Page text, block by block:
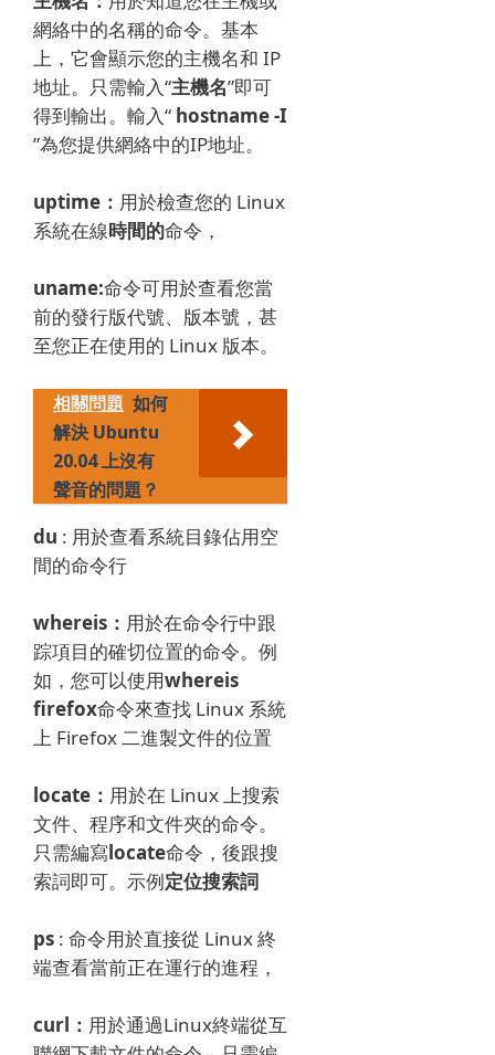
網絡中的名稱的命令。 基本
上，它會顯示您的主機名和 IP
地址。 只需輸入“主機名”即可
得到輸出。 輸入“ hostname -I
”為您提供網絡中的IP地址。
uptime： 用於檢查您的 Linux
系統在線時間的命令，
uname:命令可用於查看您當
前的發行版代號、版本號，甚
至您正在使用的 Linux 版本。
相關問題 如何
解決 Ubuntu
20.04 上沒有
聲音的問題？
du : 用於查看系統目錄佔用空
間的命令行
whereis： 用於在命令行中跟
踪項目的確切位置的命令。 例
如，您可以使用whereis
firefox命令來查找 Linux 系統
上 Firefox 二進製文件的位置
locate： 用於在 Linux 上搜索
文件、程序和文件夾的命令。
只需編寫locate命令，後跟搜
索詞即可。 示例定位搜索詞
ps : 命令用於直接從 Linux 終
端查看當前正在運行的進程，
curl： 用於通過Linux終端從互